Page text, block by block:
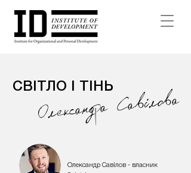
СВІТЛО І ТІНЬ
ОлександраСавiлова
Олександр Савілов - власник